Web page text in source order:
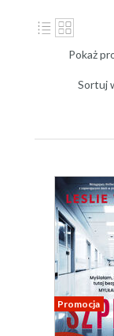
Pokaż
Sortuj
Promocja